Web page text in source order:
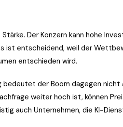
Der Konzern kann hohe
ist entscheidend, weil der
entschieden wird.
bedeutet der Boom dagegen
weiter hoch ist, können
auch Unternehmen, die KI-